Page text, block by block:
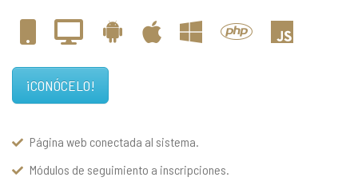
¡CONÓCELO!
Página web conectada al sistema.
Módulos de seguimiento a inscripciones.